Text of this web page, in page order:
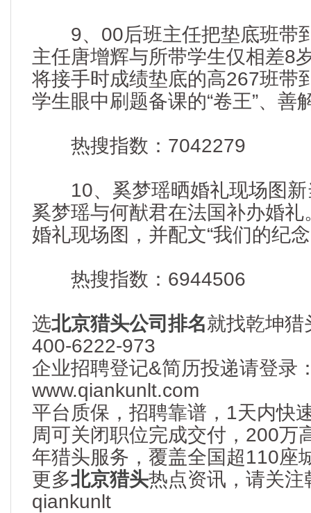
9、00后班主任把垫底班带
主任唐增辉与所带学生仅相差8
将接手时成绩垫底的高267班带
学生眼中刷题备课的“卷王”、善
热搜指数：7042279
10、奚梦瑶晒婚礼现场图新
奚梦瑶与何猷君在法国补办婚
婚礼现场图，并配文“我们的纪
热搜指数：6944506
选北京猎头公司排名就找乾坤猎
400-6222-973
企业招聘登记&简历投递请登录
www.qiankunlt.com
平台质保，招聘靠谱，1天内快
周可关闭职位完成交付，200万
年猎头服务，覆盖全国超110座
更多北京猎头热点资讯，请关
qiankunlt